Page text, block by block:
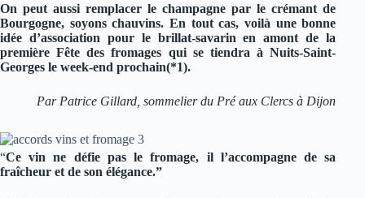
On peut aussi remplacer le champagne par le crémant de
Bourgogne, soyons chauvins. En tout cas, voilà une bonne
idée d’association pour le brillat-savarin en amont de la
première Fête des fromages qui se tiendra à Nuits-Saint-
Georges le week-end prochain(*1).
Par Patrice Gillard, sommelier du Pré aux Clercs à Dijon
“Ce vinne défie pas le fromage, il l’accompagne de sa
fraîcheur et de son élégance.”